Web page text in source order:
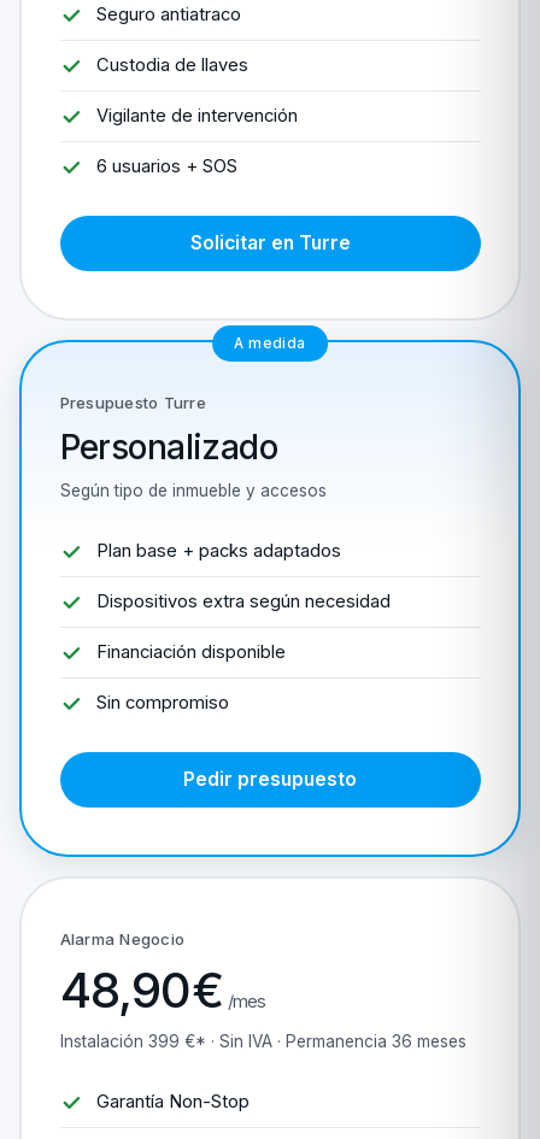
Seguro antiatraco
Custodia de llaves
Vigilante de intervención
6 usuarios + SOS
Solicitar en Turre
A medida
Presupuesto Turre
Personalizado
Según tipo de inmueble y accesos
Plan base + packs adaptados
Dispositivos extra según necesidad
Financiación disponible
Sin compromiso
Pedir presupuesto
Alarma Negocio
48,90€ /mes
Instalación 399 €* · Sin IVA · Permanencia 36 meses
Garantía Non-Stop